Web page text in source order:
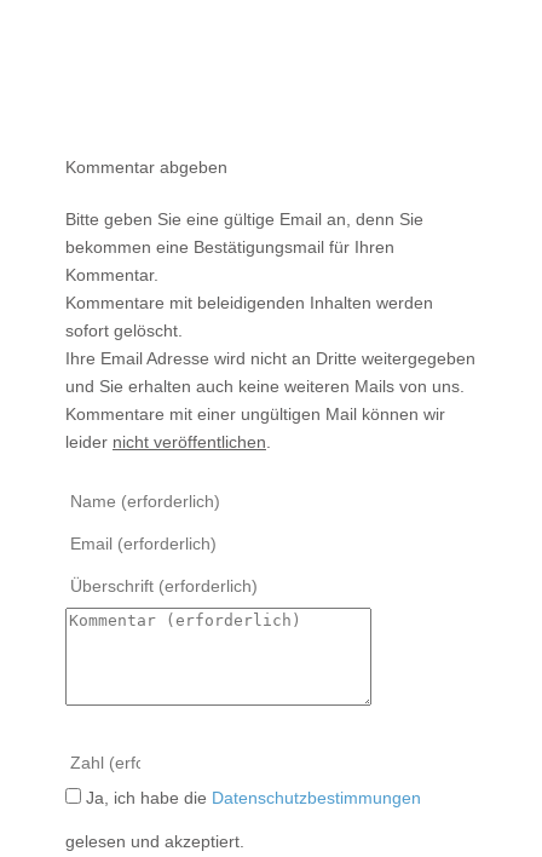
Kommentar abgeben
Bitte geben Sie eine gültige Email an, denn Sie
bekommen eine Bestätigungsmail für Ihren
Kommentar.
Kommentare mit beleidigenden Inhalten werden
sofort gelöscht.
Ihre Email Adresse wird nicht an Dritte weitergegeben
und Sie erhalten auch keine weiteren Mails von uns.
Kommentare mit einer ungültigen Mail können wir
leider nicht veröffentlichen
Ja, ich habe die Datenschutzbestimmungen
gelesen und akzeptiert.